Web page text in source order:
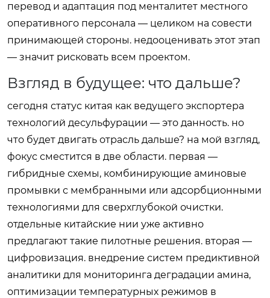
перевод и адаптация под менталитет местного
оперативного персонала — целиком на совести
принимающей стороны. недооценивать этот этап
— значит рисковать всем проектом.
Взгляд в будущее: что дальше?
сегодня статус китая как ведущего экспортера
технологий десульфурации — это данность. но
что будет двигать отрасль дальше? на мой взгляд,
фокус сместится в две области. первая —
гибридные схемы, комбинирующие аминовые
промывки с мембранными или адсорбционными
технологиями для сверхглубокой очистки.
отдельные китайские нии уже активно
предлагают такие пилотные решения. вторая —
цифровизация. внедрение систем предиктивной
аналитики для мониторинга деградации амина,
оптимизации температурных режимов в